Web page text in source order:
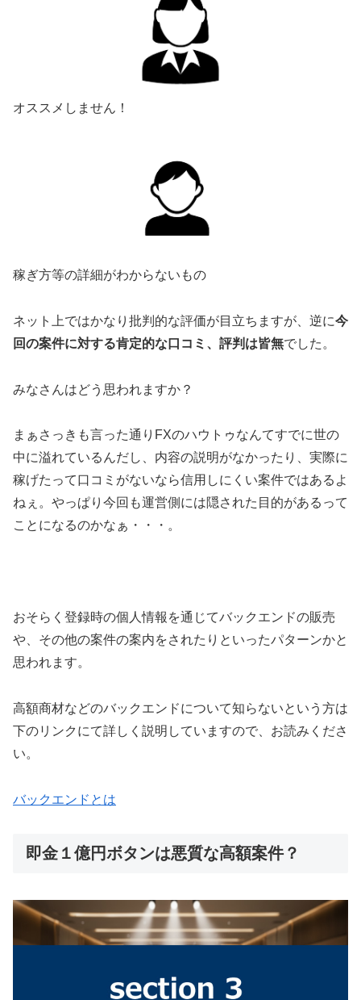
オススメしません！
稼ぎ方等の詳細がわからないもの
ネット上ではかなり批判的な評価が目立ちますが、逆に今
回の案件に対する肯定的な口コミ、評判は皆無でした。
みなさんはどう思われますか？
まぁさっきも言った通りFXのハウトゥなんてすでに世の
中に溢れているんだし、内容の説明がなかったり、実際に
稼げたって口コミがないなら信用しにくい案件ではあるよ
ねぇ。やっぱり今回も運営側には隠された目的があるって
ことになるのかなぁ・・・。
おそらく登録時の個人情報を通じてバックエンドの販売
や、その他の案件の案内をされたりといったパターンかと
思われます。
高額商材などのバックエンドについて知らないという方は
下のリンクにて詳しく説明していますので、お読みくださ
い。
バックエンドとは
即金１億円ボタンは悪質な高額案件？